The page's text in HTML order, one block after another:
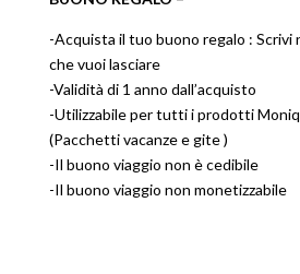
-Acquista il tuo buono regalo : Scrivi
che vuoi lasciare
-Validità di 1 anno dall’acquisto
-Utilizzabile per tutti i prodotti
(Pacchetti vacanze e gite )
-Il buono viaggio non è cedibile
-Il buono viaggio non monetizzabile